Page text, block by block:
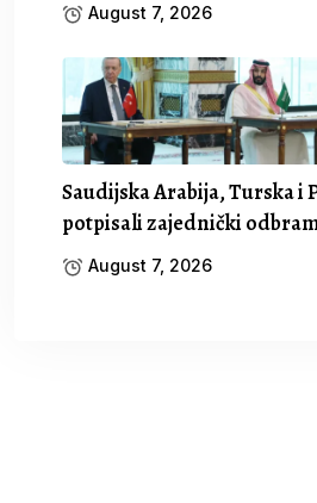
August 7, 2026
Saudijska Arabija, Turska i
potpisali zajednički
August 7, 2026